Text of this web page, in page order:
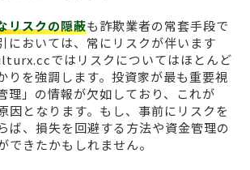
リスクの隠蔽も詐欺業者の常套手段で
においては、常にリスクが伴います
ではリスクについてはほとんど
りを強調します。投資家が最も重要視
理」の情報が欠如しており、これが
因となります。もし、事前にリスクを
ば、損失を回避する方法や資金管理の
できたかもしれません。